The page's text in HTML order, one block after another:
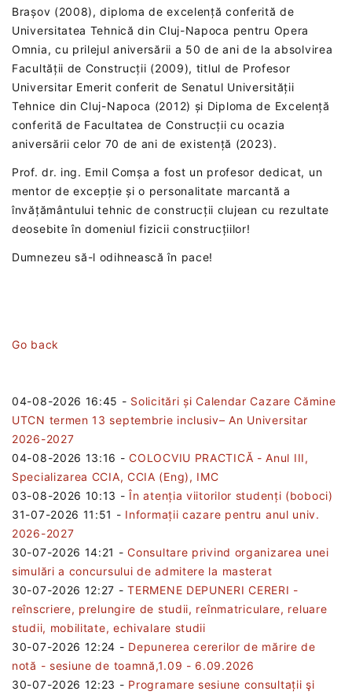
Brașov (2008), diploma de excelență conferită de
Universitatea Tehnică din Cluj-Napoca pentru Opera
Omnia, cu prilejul aniversării a 50 de ani de la absolvirea
Facultății de Construcții (2009), titlul de Profesor
Universitar Emerit conferit de Senatul Universității
Tehnice din Cluj-Napoca (2012) și Diploma de Excelență
conferită de Facultatea de Construcții cu ocazia
aniversării celor 70 de ani de existență (2023).
Prof. dr. ing. Emil Comșa a fost un profesor dedicat, un
mentor de excepție și o personalitate marcantă a
învățământului tehnic de construcții clujean cu rezultate
deosebite în domeniul fizicii construcțiilor!
Dumnezeu să-l odihnească în pace!
Go back
04-08-2026 16:45 - Solicitări și Calendar Cazare Cămine
UTCN termen 13 septembrie inclusiv– An Universitar
2026-2027
04-08-2026 13:16 -COLOCVIU PRACTICĂ - Anul III,
Specializarea CCIA, CCIA (Eng), IMC
03-08-2026 10:13 -În atenția viitorilor studenți (boboci)
31-07-2026 11:51 - Informații cazare pentru anul univ.
2026-2027
30-07-2026 14:21 -Consultare privind organizarea unei
simulări a concursului de admitere la masterat
30-07-2026 12:27 -TERMENE DEPUNERI CERERI -
reînscriere, prelungire de studii, reînmatriculare, reluare
studii, mobilitate, echivalare studii
30-07-2026 12:24 - Depunerea cererilor de mărire de
notă - sesiune de toamnă,1.09 - 6.09.2026
30-07-2026 12:23 - Programare sesiune consultații şi